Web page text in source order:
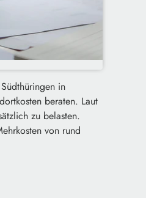
in
beraten. Laut
zu belasten.
von rund